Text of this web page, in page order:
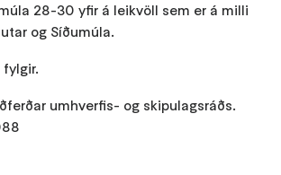
28-30 yfir á leikvöll sem er á milli
og Síðumúla.
fylgir.
umhverfis- og skipulagsráðs.